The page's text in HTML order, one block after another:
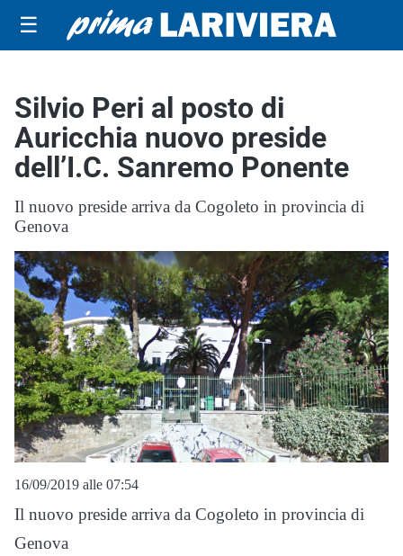
☰
Silvio Peri al posto di
Auricchia nuovo preside
dell’I.C. Sanremo Ponente
Il nuovo preside arriva da Cogoleto in provincia di
Genova
16/09/2019 alle 07:54
Il nuovo preside arriva da Cogoleto in provincia di
Genova